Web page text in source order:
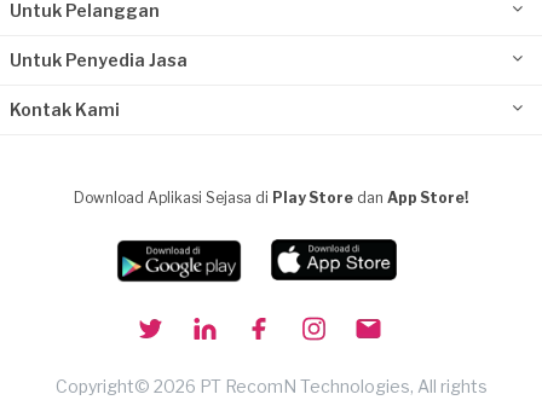
Untuk Pelanggan
Untuk Penyedia Jasa
Kontak Kami
Download Aplikasi Sejasa di Play Store dan App Store!
Copyright© 2026 PT RecomN Technologies, All rights